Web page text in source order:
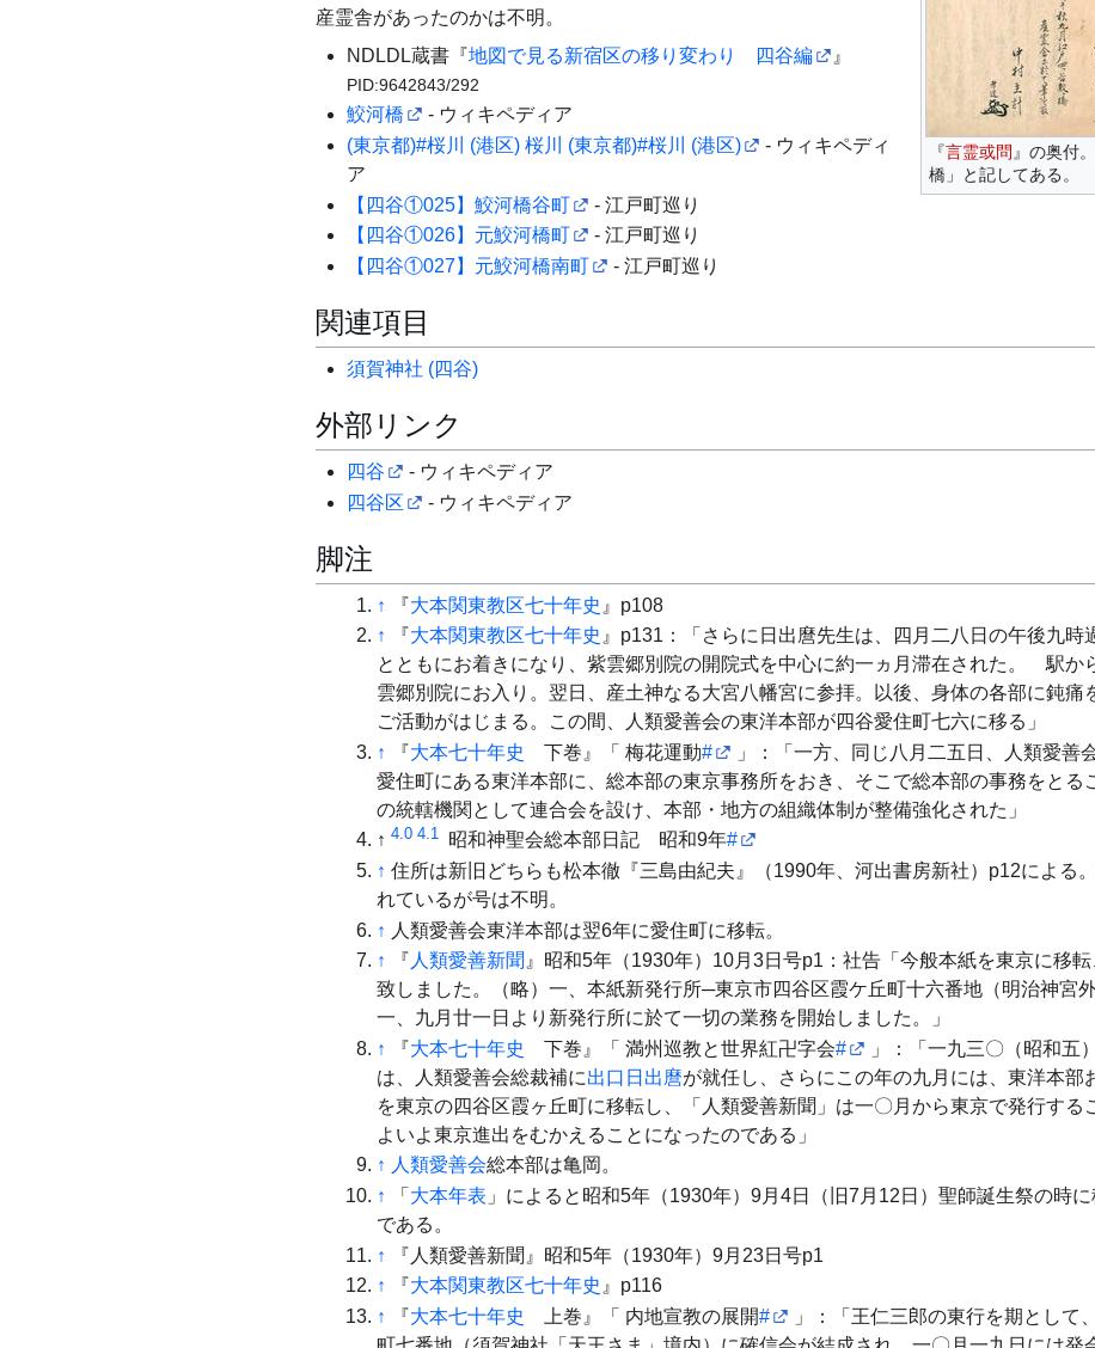
『言霊或問 』の奥付
橋」と記してある。
産霊舎があったのかは不明。
NDLDL蔵書『地図で見る新宿区の移り変わり 四谷編 』
PID:9642843/292
鮫河橋
- ウィキペディア
(東京都)#桜川 (港区) 桜川 (東京都)#桜川 (港区)
- ウィキペディ
ア
【四谷①025】鮫河橋谷町
- 江戸町巡り
【四谷①026】元鮫河橋町
- 江戸町巡り
【四谷①027】元鮫河橋南町
- 江戸町巡り
関連項目
須賀神社 (四谷)
外部リンク
四谷
- ウィキペディア
四谷区
- ウィキペディア
脚注
↑ 『大本関東教区七十年史 』p108
↑
『大本関東教区七十年史 』p131：「さらに日出麿先生は、四月二八日の午後九時
とともにお着きになり、紫雲郷別院の開院式を中心に約一ヵ月滞在された。 駅か
雲郷別院にお入り。翌日、産土神なる大宮八幡宮に参拝。以後、身体の各部に鈍痛
ご活動がはじまる。この間、人類愛善会の東洋本部が四谷愛住町七六に移る」
↑
『大本七十年史 下巻』「 梅花運動#
」：「一方、同じ八月二五日、人類愛善
愛住町にある東洋本部に、総本部の東京事務所をおき、そこで総本部の事務をとる
の統轄機関として連合会を設け、本部・地方の組織体制が整備強化された」
↑4.0 4.1 昭和神聖会総本部日記 昭和9年#
↑ 住所は新旧どちらも松本徹『三島由紀夫』（1990年、河出書房新社）p12による
れているが号は不明。
↑ 人類愛善会東洋本部は翌6年に愛住町に移転。
↑
『 人類愛善新聞 』昭和5年（1930年）10月3日号p1：社告「今般本紙を東京に移
致しました。（略）一、本紙新発行所─東京市四谷区霞ケ丘町十六番地（明治神宮
一、九月廿一日より新発行所に於て一切の業務を開始しました。」
↑
『大本七十年史 下巻』「 満州巡教と世界紅卍字会#
」：「一九三〇（昭和五
は、人類愛善会総裁補に出口日出麿が就任し、さらにこの年の九月には、東洋本部
を東京の四谷区霞ヶ丘町に移転し、「人類愛善新聞」は一〇月から東京で発行する
よいよ東京進出をむかえることになったのである」
↑ 人類愛善会総本部は亀岡。
↑
「 大本年表 」によると昭和5年（1930年）9月4日（旧7月12日）聖師誕生祭の時
である。
↑
『人類愛善新聞』昭和5年（1930年）9月23日号p1
↑
『大本関東教区七十年史 』p116
↑
『大本七十年史 上巻』「 内地宣教の展開#
」：「王仁三郎の東行を期として